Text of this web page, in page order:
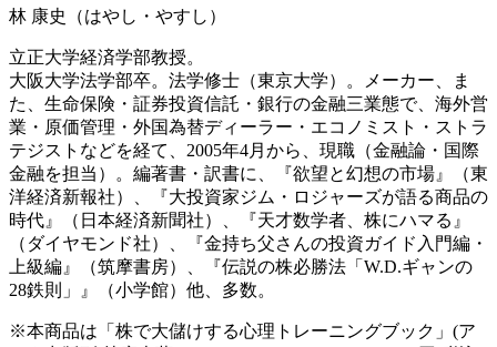
林 康史（はやし・やすし）
立正大学経済学部教授。
大阪大学法学部卒。法学修士（東京大学）。メーカー、ま
た、生命保険・証券投資信託・銀行の金融三業態で、海外営
業・原価管理・外国為替ディーラー・エコノミスト・ストラ
テジストなどを経て、2005年4月から、現職（金融論・国際
金融を担当）。編著書・訳書に、『欲望と幻想の市場』（東
洋経済新報社）、『大投資家ジム・ロジャーズが語る商品の
時代』（日本経済新聞社）、『天才数学者、株にハマる』
（ダイヤモンド社）、『金持ち父さんの投資ガイド入門編・
上級編』（筑摩書房）、『伝説の株必勝法「W.D.ギャンの
28鉄則」』（小学館）他、多数。
※本商品は「株で大儲けする心理トレーニングブック」(ア